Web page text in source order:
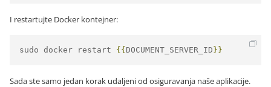
I restartujte Docker kontejner:
sudo docker restart {{ DOCUMENT_SERVER_ID }}
Sada ste samo jedan korak udaljeni od osiguravanja naše aplikacije.